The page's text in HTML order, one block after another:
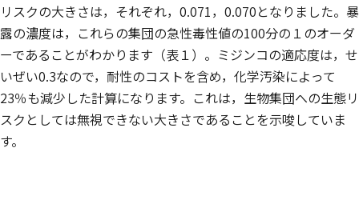
リスクの大きさは，それぞれ，0.071，0.070となりました。暴
露の濃度は，これらの集団の急性毒性値の100分の１のオーダ
ーであることがわかります（表１）。ミジンコの適応度は，せ
いぜい0.3なので，耐性のコストを含め，化学汚染によって
23％も減少した計算になります。これは，生物集団への生態リ
スクとしては無視できない大きさであることを示唆していま
す。